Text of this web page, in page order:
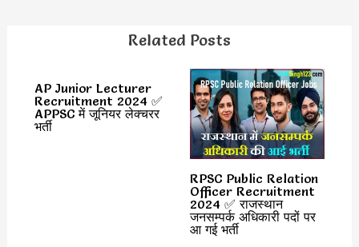
Related Posts
AP Junior Lecturer
Recruitment 2024 ✅
APPSC में जूनियर लेक्चरर
भर्ती
RPSC Public Relation
Officer Recruitment
2024 ✅ राजस्थान
जनसम्पर्क अधिकारी पदों पर
आ गई भर्ती